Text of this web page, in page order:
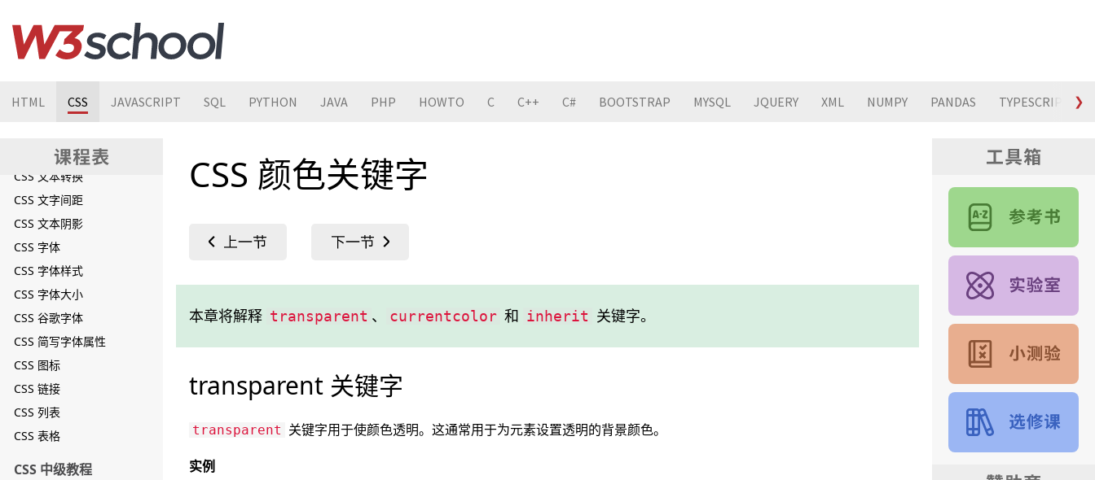
HTML CSS JAVASCRIPT SQL PYTHON JAVA PHP HOWTO C C++ C# BOOTSTRAP MYSQL JQUERY XML NUMPY PANDAS TYPESCRIPT ❯
CSS 轮廓颜色
CSS 简写轮廓属性
CSS 轮廓偏移
CSS 文本
CSS 文本装饰
CSS 文本转换
CSS 文字间距
CSS 文本阴影
CSS 字体
CSS 字体样式
CSS 字体大小
CSS 谷歌字体
CSS 简写字体属性
CSS 图标
CSS 链接
CSS 列表
CSS 表格
CSS 中级教程
CSS 颜色关键字
本章将解释 transparent 、 currentcolor 和 inherit 关键字。
transparent 关键字
transparent 关键字用于使颜色透明。这通常用于为元素设置透明的背景颜色。
实例